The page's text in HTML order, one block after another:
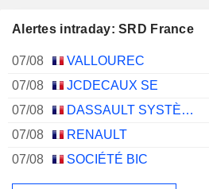
Alertes intraday: SRD France
07/08 VALLOUREC
07/08
JCDECAUX SE
07/08
DASSAULT SYSTÈMES SE
07/08
RENAULT
07/08
SOCIÉTÉ BIC